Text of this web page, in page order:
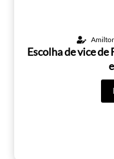
Escolha de vice